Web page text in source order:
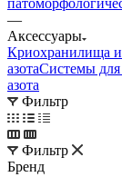
—
Аксессуары
Криохранилища
азотаСистемы для
азота
Фильтр
Фильтр
Бренд